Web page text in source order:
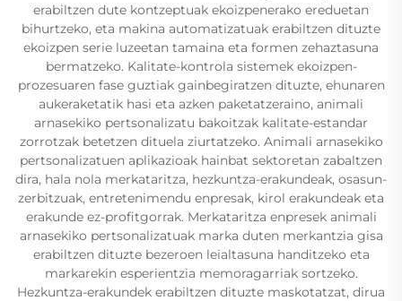
erabiltzen dute kontzeptuak ekoizpenerako ereduetan
bihurtzeko, eta makina automatizatuak erabiltzen dituzte
ekoizpen serie luzeetan tamaina eta formen zehaztasuna
bermatzeko. Kalitate-kontrola sistemek ekoizpen-
prozesuaren fase guztiak gainbegiratzen dituzte, ehunaren
aukeraketatik hasi eta azken paketatzeraino, animali
arnasekiko pertsonalizatu bakoitzak kalitate-estandar
zorrotzak betetzen dituela ziurtatzeko. Animali arnasekiko
pertsonalizatuen aplikazioak hainbat sektoretan zabaltzen
dira, hala nola merkataritza, hezkuntza-erakundeak, osasun-
zerbitzuak, entretenimendu enpresak, kirol erakundeak eta
erakunde ez-profitgorrak. Merkataritza enpresek animali
arnasekiko pertsonalizatuak marka duten merkantzia gisa
erabiltzen dituzte bezeroen leialtasuna handitzeko eta
markarekin esperientzia memoragarriak sortzeko.
Hezkuntza-erakundek erabiltzen dituzte maskotatzat, dirua